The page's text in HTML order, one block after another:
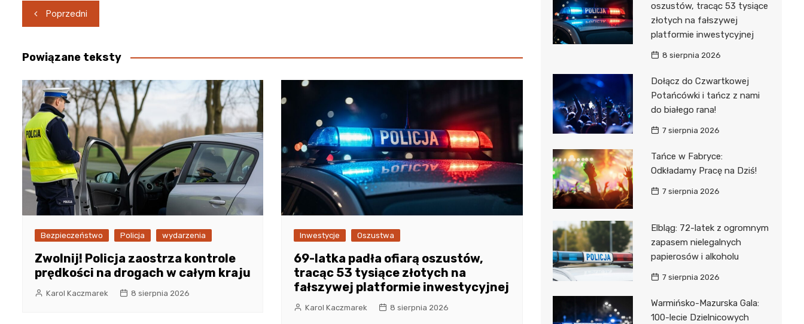
Nawigacja
wpisu
Poprzedni
Powiązane teksty
Bezpieczeństwo Policja wydarzenia
Zwolnij! Policja zaostrza kontrole
prędkości na drogach w całym kraju
Karol Kaczmarek 8 sierpnia 2026
Inwestycje Oszustwa
69-latka padła ofiarą oszustów,
tracąc 53 tysiące złotych na
fałszywej platformie inwestycyjnej
Karol Kaczmarek 8 sierpnia 2026
oszustów, tracąc 53 tysiące
złotych na fałszywej
platformie inwestycyjnej
8 sierpnia 2026
Dołącz do Czwartkowej
Potańcówki i tańcz z nami
do białego rana!
7 sierpnia 2026
Tańce w Fabryce:
Odkładamy Pracę na Dziś!
7 sierpnia 2026
Elbląg: 72-latek z ogromnym
zapasem nielegalnych
papierosów i alkoholu
7 sierpnia 2026
Warmińsko-Mazurska Gala:
100-lecie Dzielnicowych